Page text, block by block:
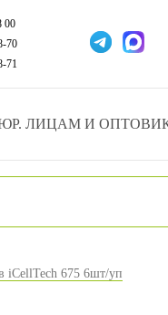
00
70
71
ЛИЦАМ И
iCellTech 675 6шт/уп